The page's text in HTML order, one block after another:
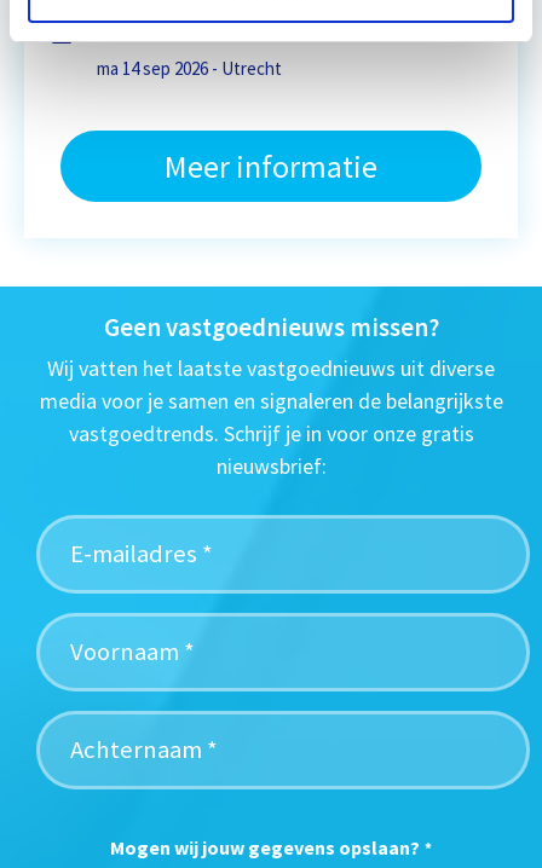
Eerstvolgende startdatum
ma 14 sep 2026 - Utrecht
Meer informatie
Geen vastgoednieuws missen?
Wij vatten het laatste vastgoednieuws uit diverse
media voor je samen en signaleren de belangrijkste
vastgoedtrends. Schrijf je in voor onze gratis
nieuwsbrief:
Mogen wij jouw gegevens opslaan? *